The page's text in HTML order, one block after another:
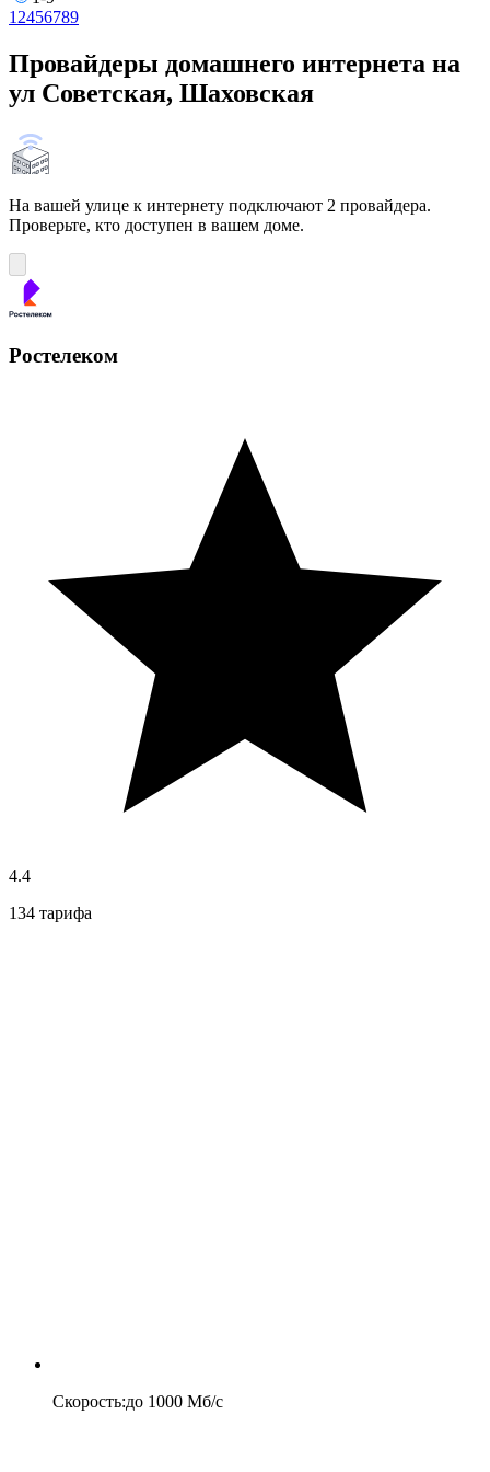
1 2456789
Провайдеры домашнего интернета на
ул Советская, Шаховская
На вашей улице к интернету подключают 2 провайдера.
Проверьте, кто доступен в вашем доме.
Ростелеком
4.4
134 тарифа
Скорость:до 1000 Мб/c